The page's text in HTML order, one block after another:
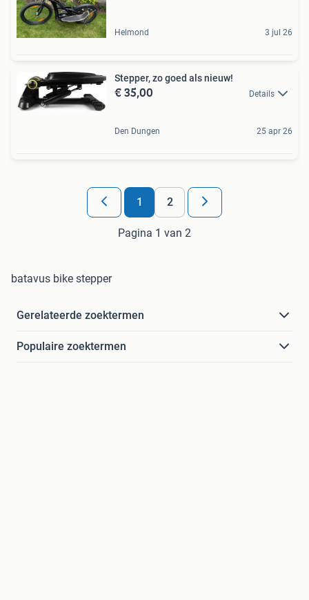
Helmond 3 jul 26
Stepper, zo goed als nieuw!
€ 35,00 Details
Den Dungen 25 apr 26
1 2
Pagina 1 van 2
batavus bike stepper
Gerelateerde zoektermen
Populaire zoektermen